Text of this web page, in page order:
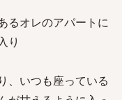
るオレのアパートに
り
、いつも座っている